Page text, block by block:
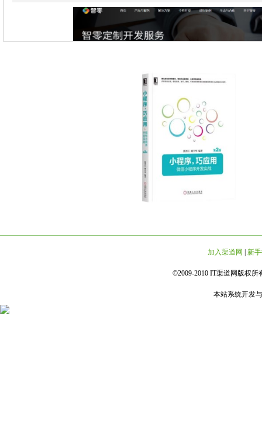
加入渠道网 新
©2009-2010 IT渠道网版权所
本站系统开发